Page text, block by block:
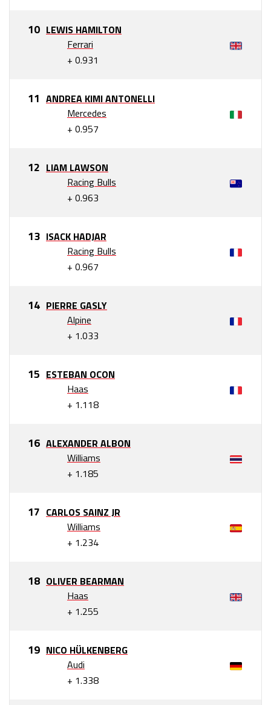
LEWIS HAMILTON
Ferrari
+ 0.931
ANDREA KIMI ANTONELLI
Mercedes
+ 0.957
LIAM LAWSON
Racing Bulls
+ 0.963
ISACK HADJAR
Racing Bulls
+ 0.967
PIERRE GASLY
Alpine
+ 1.033
ESTEBAN OCON
Haas
+ 1.118
ALEXANDER ALBON
Williams
+ 1.185
CARLOS SAINZ JR
Williams
+ 1.234
OLIVER BEARMAN
Haas
+ 1.255
NICO HÜLKENBERG
Audi
+ 1.338